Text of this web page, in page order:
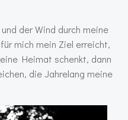
der Wind durch meine
mich mein Ziel erreicht,
Heimat schenkt, dann
die Jahrelang meine